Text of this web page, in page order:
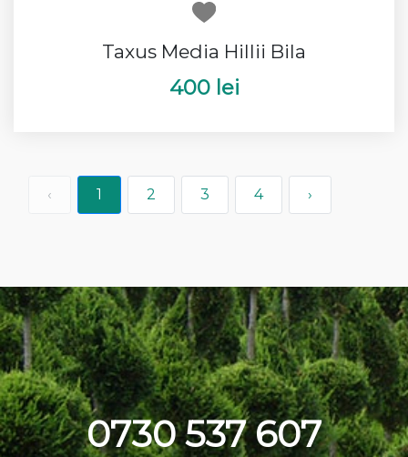
Taxus Media Hillii Bila
400 lei
‹ 1 2 3 4 ›
0730 537 607